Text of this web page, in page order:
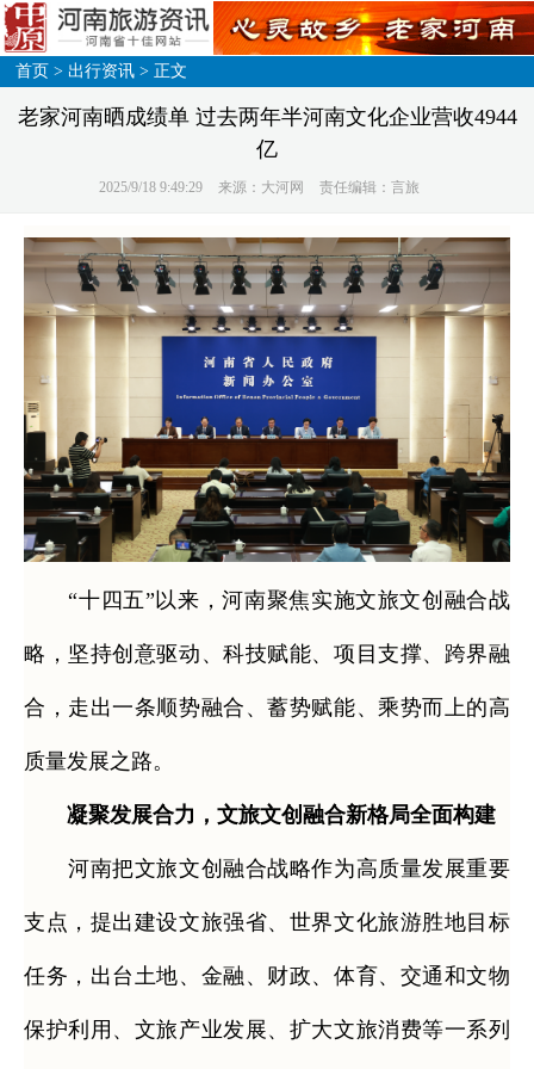
首页 >出行资讯 > 正文
老家河南晒成绩单 过去两年半河南文化企业营收4944
亿
2025/9/18 9:49:29 来源：大河网 责任编辑：言旅
“十四五”以来，河南聚焦实施文旅文创融合战
略，坚持创意驱动、科技赋能、项目支撑、跨界融
合，走出一条顺势融合、蓄势赋能、乘势而上的高
质量发展之路。
凝聚发展合力，文旅文创融合新格局全面构建
河南把文旅文创融合战略作为高质量发展重要
支点，提出建设文旅强省、世界文化旅游胜地目标
任务，出台土地、金融、财政、体育、交通和文物
保护利用、文旅产业发展、扩大文旅消费等一系列